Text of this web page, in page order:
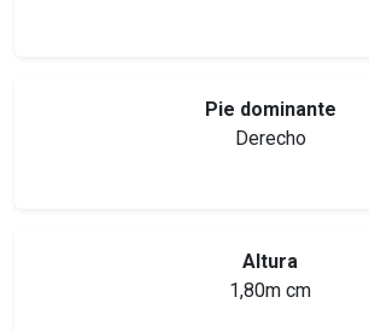
Pie dominante
Derecho
Altura
1,80m cm